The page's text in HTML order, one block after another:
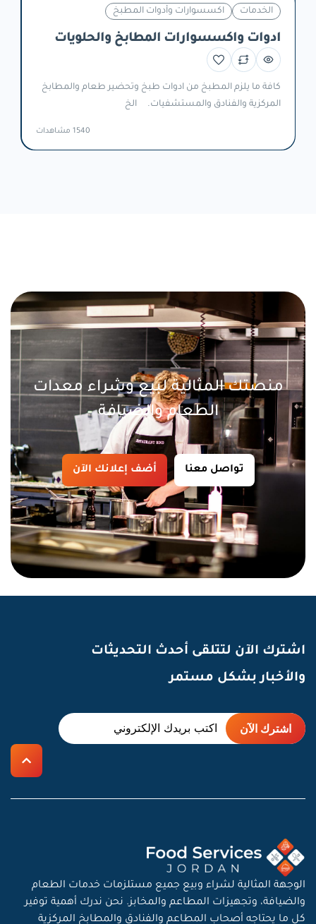
الخدمات اكسسوارات وأدوات المطبخ
ادوات واكسسوارات المطابخ والحلويات
كافة ما يلزم المطبخ من ادوات طبخ وتحضير طعام والمطابخ
المركزية والفنادق والمستشفيات. الخ
1540 مشاهدات
منصتك المثالية لبيع وشراء معدات
الطعام والضيافة
تواصل معنا أضف إعلانك الآن
اشترك الآن لتتلقى أحدث التحديثات
والأخبار بشكل مستمر
الوجهة المثالية لشراء وبيع جميع مستلزمات خدمات الطعام
والضيافة، وتجهيزات المطاعم والمخابز. نحن ندرك أهمية توفير
كل ما يحتاجه أصحاب المطاعم والفنادق والمطابخ المركزية